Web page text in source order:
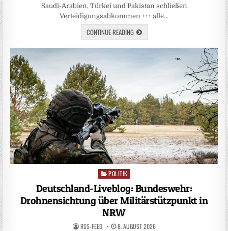
Saudi-Arabien, Türkei und Pakistan schließen
Verteidigungsabkommen +++ alle…
CONTINUE READING
Posted
in
POLITIK
Deutschland-Liveblog: Bundeswehr:
Drohnensichtung über Militärstützpunkt in
NRW
RSS-FEED 8. AUGUST 2026